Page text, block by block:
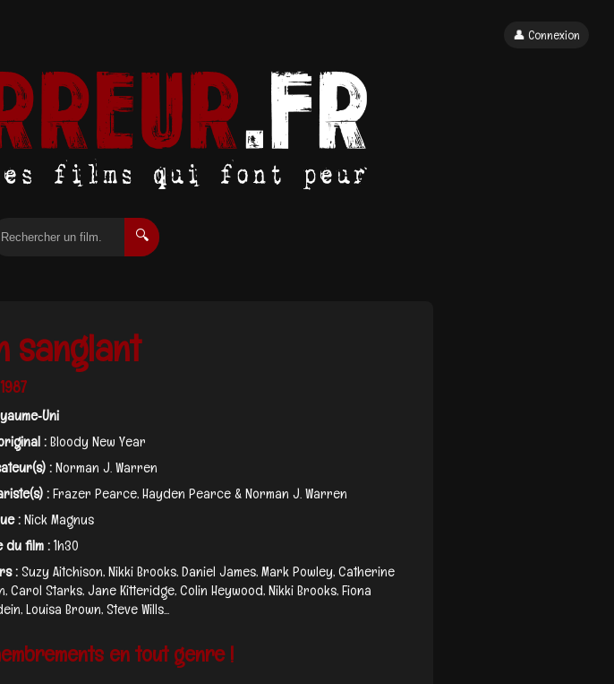
🔍
👤 Connexion
sanglant
1987
:Bloody New Year
:Norman J. Warren
:Frazer Pearce, Hayden Pearce & Norman J. Warren
:Nick Magnus
du film :1h30
:Suzy Aitchison, Nikki Brooks, Daniel James, Mark Powley, Catherine
Carol Starks, Jane Kitteridge, Colin Heywood, Nikki Brooks, Fiona
Louisa Brown, Steve Wills...
en tout genre !